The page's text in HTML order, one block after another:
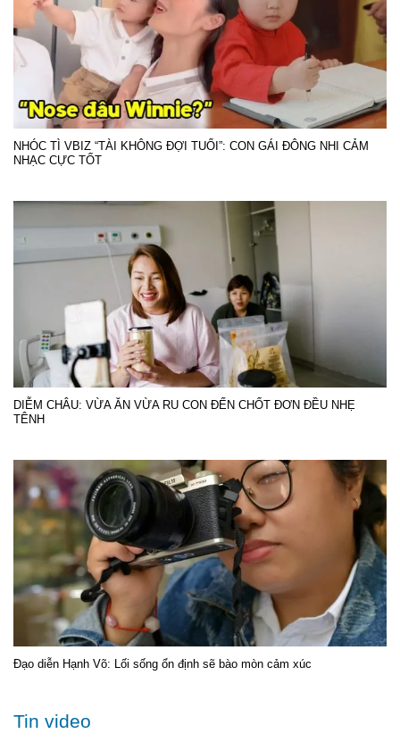
NHÓC TÌ VBIZ “TÀI KHÔNG ĐỢI TUỔI”: CON GÁI ĐÔNG NHI CẢM
NHẠC CỰC TỐT
DIỄM CHÂU: VỪA ĂN VỪA RU CON ĐẾN CHỐT ĐƠN ĐỀU NHẸ
TÊNH
Đạo diễn Hạnh Võ: Lối sống ổn định sẽ bào mòn cảm xúc
Tin video